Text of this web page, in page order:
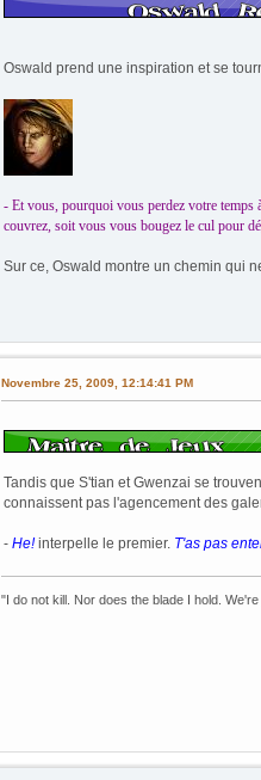
Oswald prend une inspiration et se
- Et vous, pourquoi vous perdez votre temps
couvrez, soit vous vous bougez le cul pour
Sur ce, Oswald montre un chemin qui
Novembre 25, 2009, 12:14:41 PM
Tandis que S'tian et Gwenzai se
connaissent pas l'agencement des
- He!interpelle le premier. T'as pas
"I do not kill. Nor does the blade I hold.